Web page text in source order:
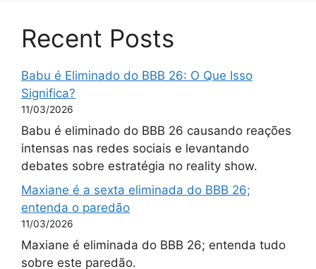
Recent Posts
Babu é Eliminado do BBB 26: O Que Isso
Significa?
11/03/2026
Babu é eliminado do BBB 26 causando reações
intensas nas redes sociais e levantando
debates sobre estratégia no reality show.
Maxiane é a sexta eliminada do BBB 26;
entenda o paredão
11/03/2026
Maxiane é eliminada do BBB 26; entenda tudo
sobre este paredão.